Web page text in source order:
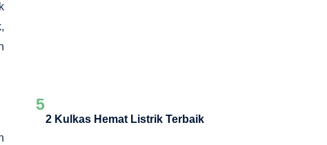
5
2 Kulkas Hemat Listrik Terbaik